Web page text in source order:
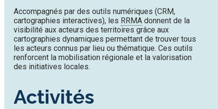
Accompagnés par des outils numériques (CRM,
cartographies interactives), les RRMA donnent de la
visibilité aux acteurs des territoires grâce aux
cartographies dynamiques permettant de trouver tous
les acteurs connus par lieu ou thématique. Ces outils
renforcent la mobilisation régionale et la valorisation
des initiatives locales.
Activités